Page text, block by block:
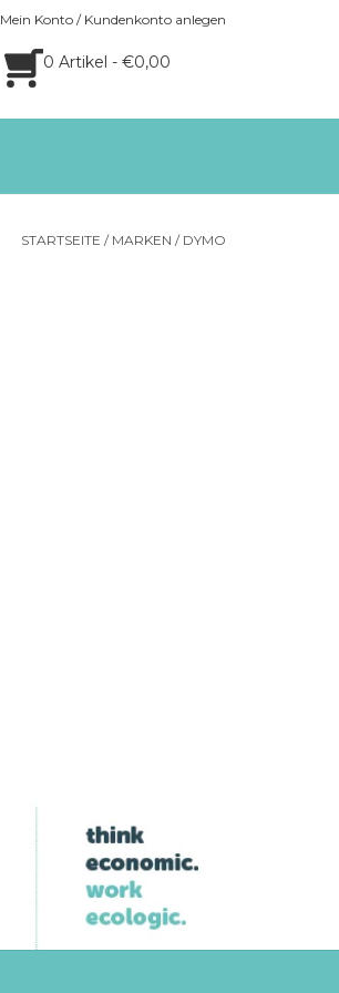
Mein Konto / Kundenkonto anlegen
0 Artikel - €0,00
STARTSEITE / MARKEN / DYMO